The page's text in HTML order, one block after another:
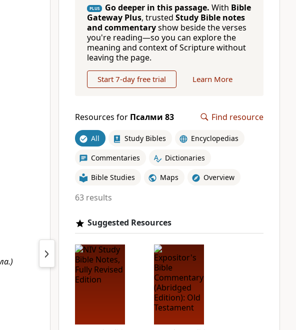
PLUS Go deeper in this passage. With Bible
Gateway Plus, trusted Study Bible notes
and commentaryshow beside the verses
you're reading—so you can explore the
meaning and context of Scripture without
leaving the page.
Start 7-day free trial Learn More
Resources for Псалми 83 Find resource
All Study Bibles Encyclopedias
Commentaries Dictionaries
Bible Studies Maps Overview
63 results
Suggested Resources